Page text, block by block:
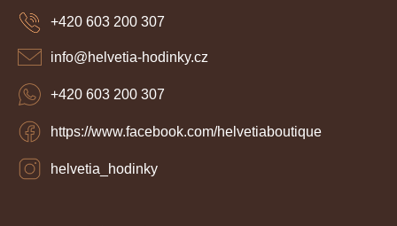
info@helvetia-hodinky.cz
+420 603 200 307
https://www.facebook.com/helvetiaboutique
helvetia_hodinky
+420 603 200 307